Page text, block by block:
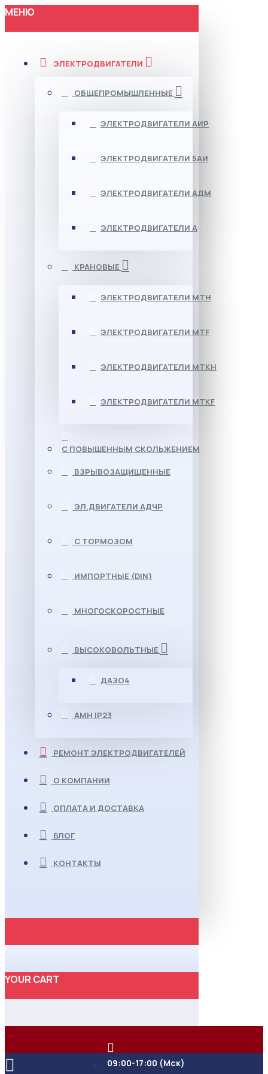
МЕНЮ
ЭЛЕКТРОДВИГАТЕЛИ
ОБЩЕПРОМЫШЛЕННЫЕ
ЭЛЕКТРОДВИГАТЕЛИ АИР
ЭЛЕКТРОДВИГАТЕЛИ 5АИ
ЭЛЕКТРОДВИГАТЕЛИ АДМ
ЭЛЕКТРОДВИГАТЕЛИ А
КРАНОВЫЕ
ЭЛЕКТРОДВИГАТЕЛИ МТН
ЭЛЕКТРОДВИГАТЕЛИ MTF
ЭЛЕКТРОДВИГАТЕЛИ МТКН
ЭЛЕКТРОДВИГАТЕЛИ MTKF
С ПОВЫШЕННЫМ СКОЛЬЖЕНИЕМ
ВЗРЫВОЗАЩИЩЕННЫЕ
ЭЛ.ДВИГАТЕЛИ АДЧР
С ТОРМОЗОМ
ИМПОРТНЫЕ (DIN)
МНОГОСКОРОСТНЫЕ
ВЫСОКОВОЛЬТНЫЕ
ДАЗО4
АМН IP23
РЕМОНТ ЭЛЕКТРОДВИГАТЕЛЕЙ
О КОМПАНИИ
ОПЛАТА И ДОСТАВКА
БЛОГ
КОНТАКТЫ
YOUR CART
09:00-17:00 (Мск)